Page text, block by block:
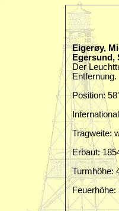
Eigerøy,
Egersund,
Der
Entfernung.
Position:
Tragweite:
Erbaut:
Turmhöhe:
Feuerhöhe: